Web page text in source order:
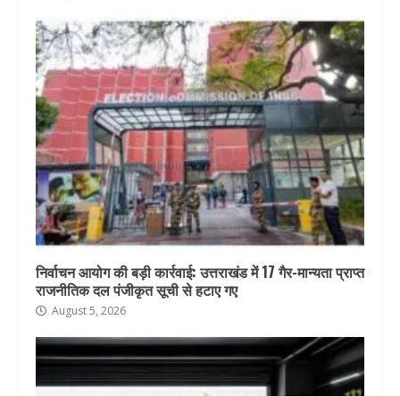
निर्वाचन आयोग की बड़ी कार्रवाई: उत्तराखंड में 17 गैर-मान्यता प्राप्त
राजनीतिक दल पंजीकृत सूची से हटाए गए
August 5, 2026